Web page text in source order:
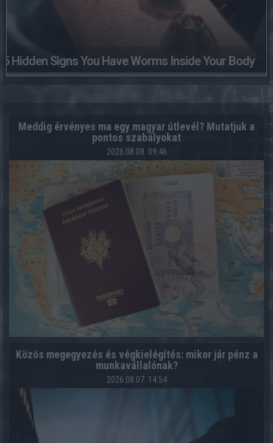
5 Hidden Signs You Have Worms Inside Your Body
Meddig érvényes ma egy magyar útlevél? Mutatjuk a
pontos szabályokat
2026.08.08. 09:46
Közös megegyezés és végkielégítés: mikor jár pénz a
munkavállalónak?
2026.08.07. 14:54